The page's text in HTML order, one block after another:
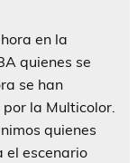
en la
quienes se
se han
la Multicolor.
quienes
el escenario